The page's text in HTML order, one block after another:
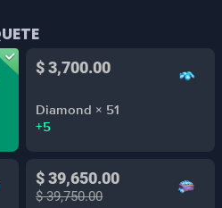
$ 3,700.00
Diamond × 51
+5
$ 39,650.00
$ 39,750.00